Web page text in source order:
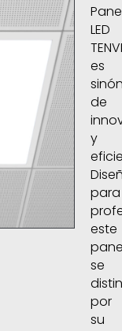
LED
es
de
y
para
este
se
por
su